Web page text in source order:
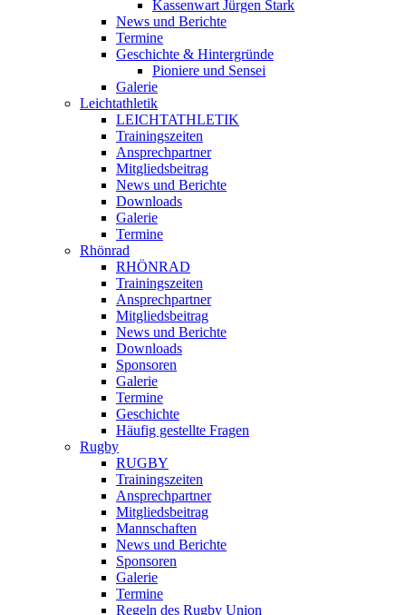
Kassenwart Jürgen Stark
News und Berichte
Termine
Geschichte & Hintergründe
Pioniere und Sensei
Galerie
Leichtathletik
LEICHTATHLETIK
Trainingszeiten
Ansprechpartner
Mitgliedsbeitrag
News und Berichte
Downloads
Galerie
Termine
Rhönrad
RHÖNRAD
Trainingszeiten
Ansprechpartner
Mitgliedsbeitrag
News und Berichte
Downloads
Sponsoren
Galerie
Termine
Geschichte
Häufig gestellte Fragen
Rugby
RUGBY
Trainingszeiten
Ansprechpartner
Mitgliedsbeitrag
Mannschaften
News und Berichte
Sponsoren
Galerie
Termine
Regeln des Rugby Union